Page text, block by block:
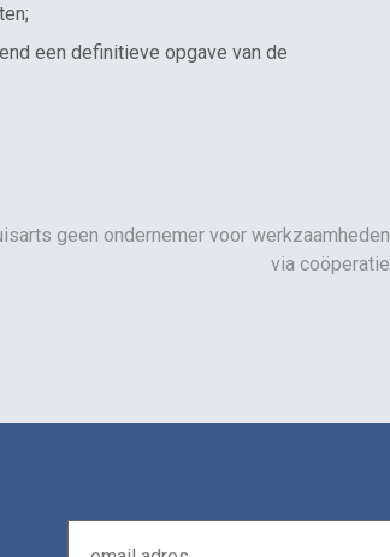
een definitieve opgave van de
geen ondernemer voor werkzaamheden
via coöperatie